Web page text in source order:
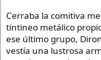
Cerraba la comitiva
tintineo metálico
ese último grupo,
vestía una lustrosa